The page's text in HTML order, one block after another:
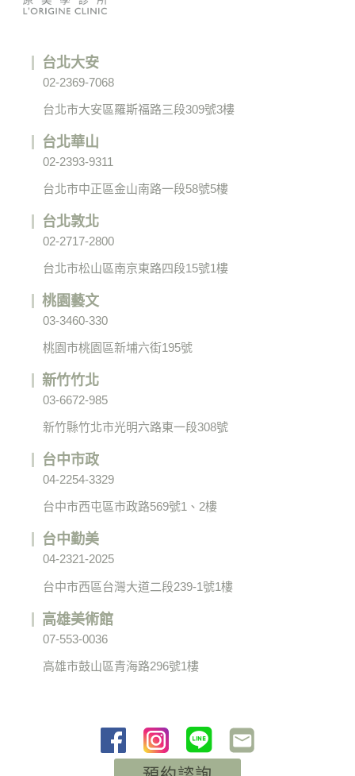
台北大安
02-2369-7068
台北市大安區羅斯福路三段309號3樓
台北華山
02-2393-9311
台北市中正區金山南路一段58號5樓
台北敦北
02-2717-2800
台北市松山區南京東路四段15號1樓
桃園藝文
03-3460-330
桃園市桃園區新埔六街195號
新竹竹北
03-6672-985
新竹縣竹北市光明六路東一段308號
台中市政
04-2254-3329
台中市西屯區市政路569號1、2樓
台中勤美
04-2321-2025
台中市西區台灣大道二段239-1號1樓
高雄美術館
07-553-0036
高雄市鼓山區青海路296號1樓